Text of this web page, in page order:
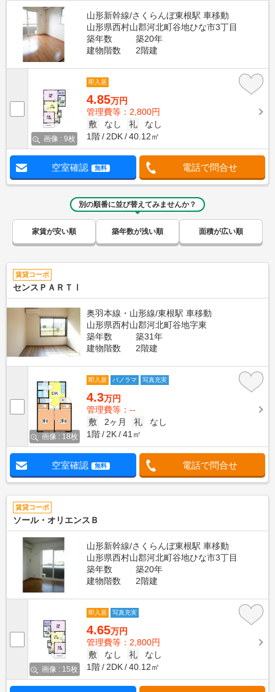
山形新幹線/さくらんぼ東根駅 車移動
山形県西村山郡河北町谷地ひな市3丁目
築年数
築20年
建物階数
2階建
画像 : 9枚
即入居
4.85万円
管理費等：2,800円
敷
なし 礼
なし
1階
2DK 40.12㎡
空室確認 無料 電話で問合せ
別の順番に並び替えてみませんか？
家賃が安い順 築年数が浅い順 面積が広い順
賃貸コーポ
センスＰＡＲＴⅠ
奥羽本線・山形線/東根駅 車移動
山形県西村山郡河北町谷地字東
築年数
築31年
建物階数
2階建
画像 : 18枚
即入居 パノラマ 写真充実
4.3万円
管理費等：--
敷
2ヶ月 礼
なし
1階
2K 41㎡
空室確認 無料 電話で問合せ
賃貸コーポ
ソール・オリエンスＢ
山形新幹線/さくらんぼ東根駅 車移動
山形県西村山郡河北町谷地ひな市3丁目
築年数
築20年
建物階数
2階建
画像 : 15枚
即入居 写真充実
4.65万円
管理費等：2,800円
敷
なし 礼
なし
1階
2DK 40.12㎡